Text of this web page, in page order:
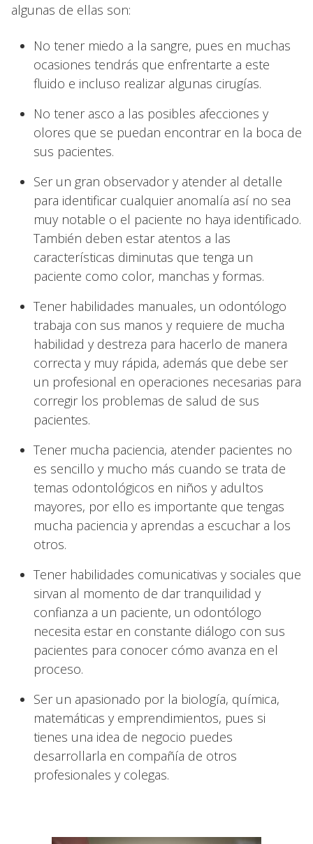
algunas de ellas son:
No tener miedo a la sangre, pues en muchas
ocasiones tendrás que enfrentarte a este
fluido e incluso realizar algunas cirugías.
No tener asco a las posibles afecciones y
olores que se puedan encontrar en la boca de
sus pacientes.
Ser un gran observador y atender al detalle
para identificar cualquier anomalía así no sea
muy notable o el paciente no haya identificado.
También deben estar atentos a las
características diminutas que tenga un
paciente como color, manchas y formas.
Tener habilidades manuales, un odontólogo
trabaja con sus manos y requiere de mucha
habilidad y destreza para hacerlo de manera
correcta y muy rápida, además que debe ser
un profesional en operaciones necesarias para
corregir los problemas de salud de sus
pacientes.
Tener mucha paciencia, atender pacientes no
es sencillo y mucho más cuando se trata de
temas odontológicos en niños y adultos
mayores, por ello es importante que tengas
mucha paciencia y aprendas a escuchar a los
otros.
Tener habilidades comunicativas y sociales que
sirvan al momento de dar tranquilidad y
confianza a un paciente, un odontólogo
necesita estar en constante diálogo con sus
pacientes para conocer cómo avanza en el
proceso.
Ser un apasionado por la biología, química,
matemáticas y emprendimientos, pues si
tienes una idea de negocio puedes
desarrollarla en compañía de otros
profesionales y colegas.